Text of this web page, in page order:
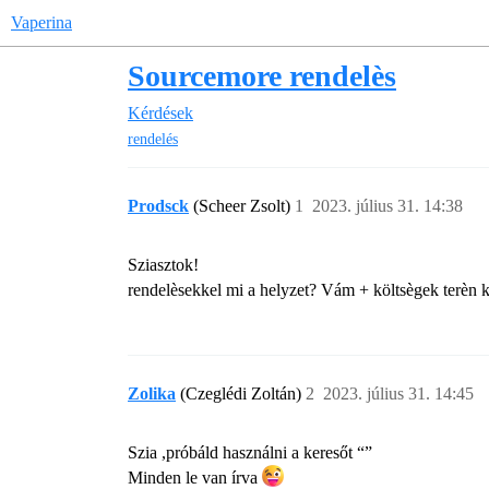
Vaperina
Sourcemore rendelès
Kérdések
rendelés
Prodsck (Scheer Zsolt) 2023. július 31. 14:38
1
Sziasztok!
rendelèsekkel mi a helyzet? Vám + költsègek terèn
Zolika (Czeglédi Zoltán) 2023. július 31. 14:45
2
Szia ,próbáld használni a keresőt “”
Minden le van írva